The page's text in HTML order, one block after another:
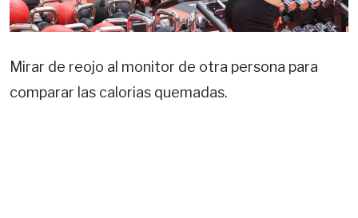
Mirar de reojo al monitor de otra persona para
comparar las calorias quemadas.